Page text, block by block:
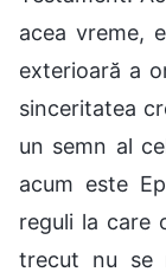
acea vreme,
exterioară a
sinceritatea
un semn al
acum este
reguli la care
trecut nu se